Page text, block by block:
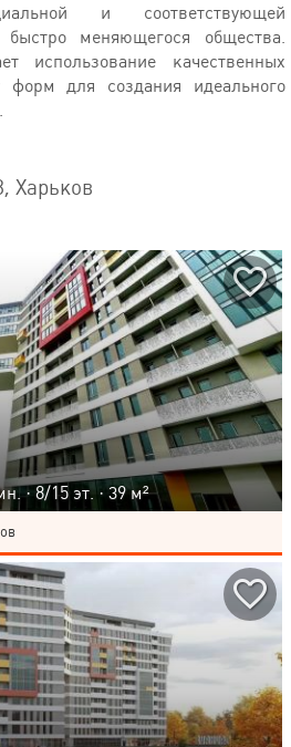
и соответствующей
меняющегося общества.
использование качественных
форм для создания идеального
Харьков
·8/15 эт. · 39 м²